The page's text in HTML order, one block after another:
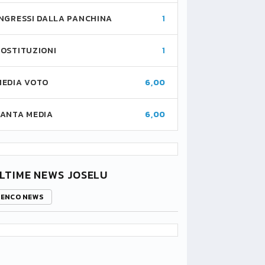
DALLA PANCHINA 1
1
VOTO 6,00
MEDIA 6,00
NEWS JOSELU
NEWS